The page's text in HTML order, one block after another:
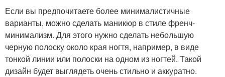
Если вы предпочитаете более минималистичные
варианты, можно сделать маникюр в стиле френч-
минимализм. Для этого нужно сделать небольшую
черную полоску около края ногтя, например, в виде
тонкой линии или полоски на одном из ногтей. Такой
дизайн будет выглядеть очень стильно и аккуратно.